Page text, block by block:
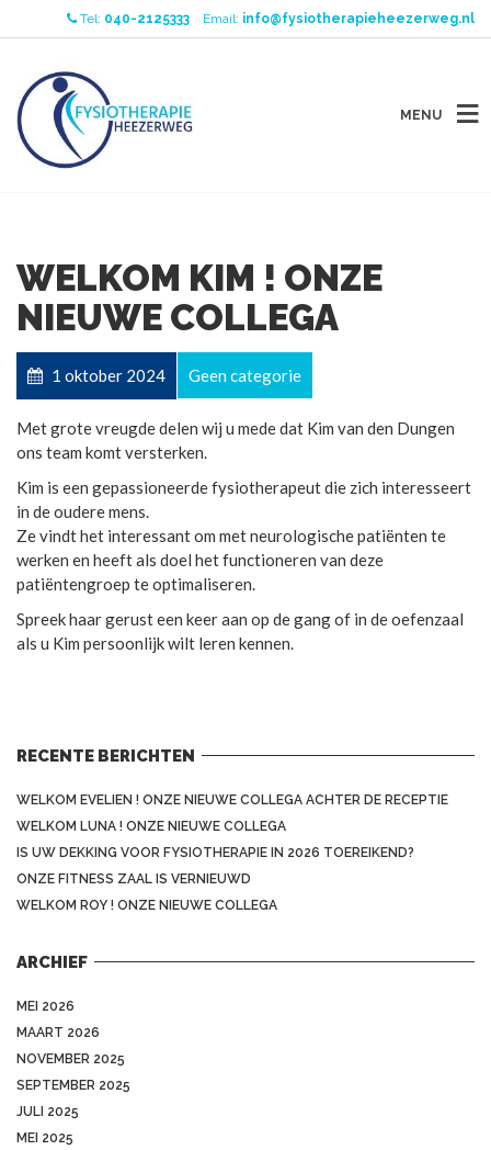
Tel: 040-2125333 Email: info@fysiotherapieheezerweg.nl
MENU
WELKOM KIM ! ONZE
NIEUWE COLLEGA
1 oktober 2024 Geen categorie
Met grote vreugde delen wij u mede dat Kim van den Dungen
ons team komt versterken.
Kim is een gepassioneerde fysiotherapeut die zich interesseert
in de oudere mens.
Ze vindt het interessant om met neurologische patiënten te
werken en heeft als doel het functioneren van deze
patiëntengroep te optimaliseren.
Spreek haar gerust een keer aan op de gang of in de oefenzaal
als u Kim persoonlijk wilt leren kennen.
RECENTE BERICHTEN
WELKOM EVELIEN ! ONZE NIEUWE COLLEGA ACHTER DE RECEPTIE
WELKOM LUNA ! ONZE NIEUWE COLLEGA
IS UW DEKKING VOOR FYSIOTHERAPIE IN 2026 TOEREIKEND?
ONZE FITNESS ZAAL IS VERNIEUWD
WELKOM ROY ! ONZE NIEUWE COLLEGA
ARCHIEF
MEI 2026
MAART 2026
NOVEMBER 2025
SEPTEMBER 2025
JULI 2025
MEI 2025